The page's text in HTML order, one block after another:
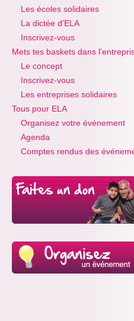
Les écoles solidaires
La dictée d'ELA
Inscrivez-vous
Mets tes baskets dans
Le concept
Inscrivez-vous
Les entreprises solidaires
Tous pour ELA
Organisez votre événement
Agenda
Comptes rendus des